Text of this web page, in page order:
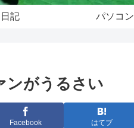
日記 パソコン
ンがうるさい
Facebook はてブ